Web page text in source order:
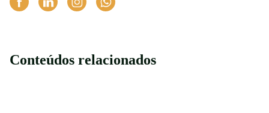
Conteúdos relacionados